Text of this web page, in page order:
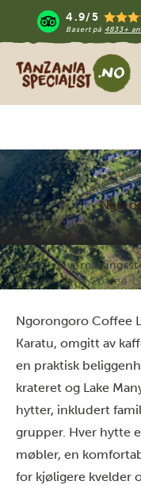
4.9/5
Basert på 4833+
Tanzania Specialist
Hjem
Ngorongoro Coffee
Ngorongoro Coffee
Karatu, omgitt av
en praktisk
krateret og Lake
hytter, inkludert
grupper. Hver hytte
møbler, en
for kjøligere kvelder